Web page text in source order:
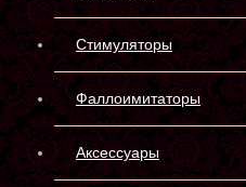
Стимуляторы
Фаллоимитаторы
Аксессуары